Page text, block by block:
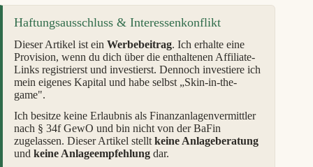
Haftungsausschluss & Interessenkonflikt
Dieser Artikel ist ein Werbebeitrag. Ich erhalte eine
Provision, wenn du dich über die enthaltenen Affiliate-
Links registrierst und investierst. Dennoch investiere ich
mein eigenes Kapital und habe selbst „Skin-in-the-
game".
Ich besitze keine Erlaubnis als Finanzanlagenvermittler
nach § 34f GewO und bin nicht von der BaFin
zugelassen. Dieser Artikel stellt keine Anlageberatung
und keine Anlageempfehlung dar.